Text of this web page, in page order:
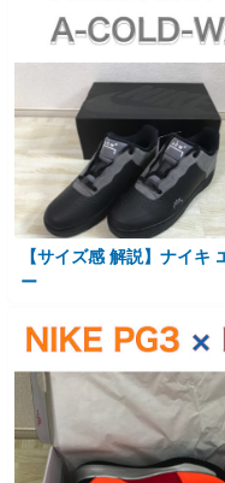
【サイズ感 解説】ナイキ
ー